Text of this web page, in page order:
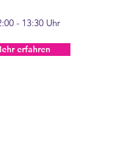
- 13:30 Uhr
erfahren